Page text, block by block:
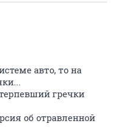
авто, то на
гречки
об отравленной